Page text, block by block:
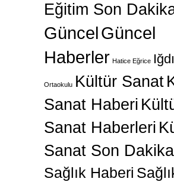
Eğitim Son
GüncelGüncel
Haberler Hatice Eğrice
Ortaokulu Kültür Sanat
Sanat Haberi
Sanat Haberleri
Sanat Son Dakika
Sağlık Haberi